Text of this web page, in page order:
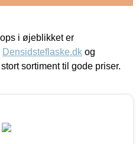
i øjeblikket er
Densidsteflaske.dk og
sortiment til gode priser.